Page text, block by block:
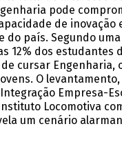
pode
de inovação
do país. Segundo
12% dos estudantes
cursar Engenharia,
O
Empresa-
Locomotiva com
um cenário